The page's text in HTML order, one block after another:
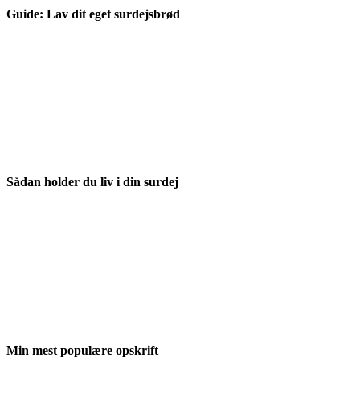
Guide: Lav dit eget surdejsbrød
Sådan holder du liv i din surdej
Min mest populære opskrift